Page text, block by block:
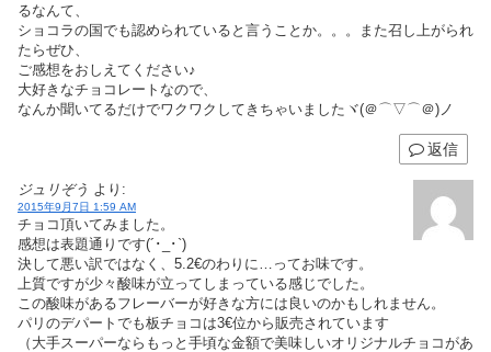
るなんて、
ショコラの国でも認められていると言うことか。。。また召し上がられ
たらぜひ、
ご感想をおしえてください♪
大好きなチョコレートなので、
なんか聞いてるだけでワクワクしてきちゃいましたヾ(＠⌒▽⌒＠)ノ
返信
ジュリぞう より:
2015年9月7日 1:59 AM
チョコ頂いてみました。
感想は表題通りです(´･_･`)
決して悪い訳ではなく、5.2€のわりに…ってお味です。
上質ですが少々酸味が立ってしまっている感じでした。
この酸味があるフレーバーが好きな方には良いのかもしれません。
パリのデパートでも板チョコは3€位から販売されています
（大手スーパーならもっと手頃な金額で美味しいオリジナルチョコがあ